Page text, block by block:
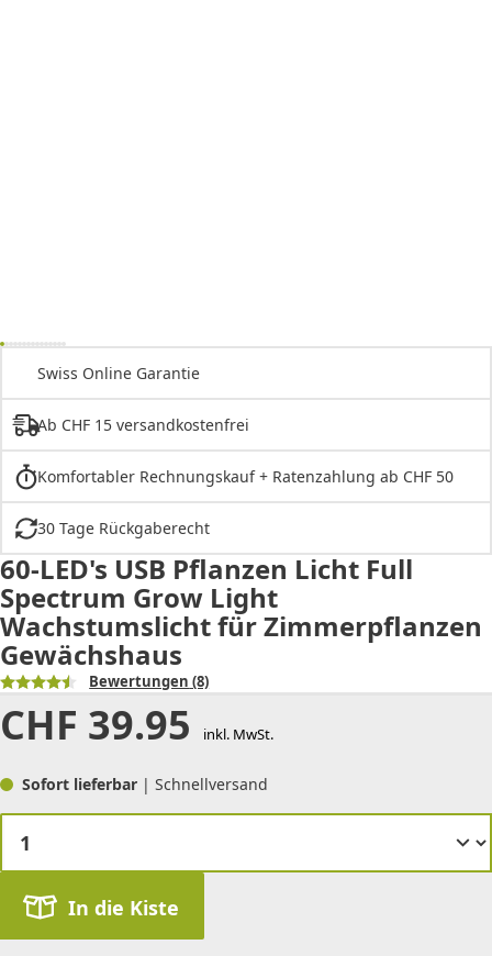
Swiss Online Garantie
Ab CHF 15 versandkostenfrei
Komfortabler Rechnungskauf + Ratenzahlung ab CHF 50
30 Tage Rückgaberecht
60-LED's USB Pflanzen Licht Full
Spectrum Grow Light
Wachstumslicht für Zimmerpflanzen
Gewächshaus
Bewertungen (8)
CHF 39.95 inkl. MwSt.
Sofort lieferbar | Schnellversand
In die Kiste